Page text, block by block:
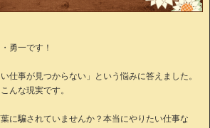
勇一です！
仕事が見つからない」という悩みに答えました。
んな現実です。
に騙されていませんか？本当にやりたい仕事な